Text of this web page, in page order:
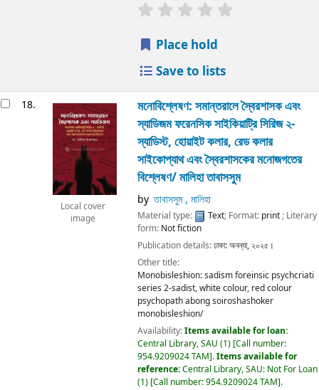
Place hold
Save to lists
18.
Local cover
image
মনোবিশ্লেষণ: সমান্তরালে স্বৈরশাসক এবং
স্যাডিজম ফরেনসিক সাইকিয়াট্রি সিরিজ ২-
স্যাডিস্ট, হোয়াইট কলার, রেড কলার
সাইকোপ্যাথ এবং স্বৈরশাসকের মনোজগতের
বিশ্লেষণ/মালিহা তাবাসসুম
by তাবাসসুম , মালিহা
Material type: Text; Format: print; Literary
form: Not fiction
Publication details:ঢাকা:অনন্যা,২০২৫।
Other title:
Monobisleshion: sadism foreinsic psychcriati
series 2-sadist, white colour, red colour
psychopath abong soiroshashoker
monobisleshion/
Availability:Items available for loan:
Central Library, SAU (1) Call number:
954.9209024 TAM .Items available for
reference:Central Library, SAU: Not For Loan
(1) Call number:954.9209024 TAM .